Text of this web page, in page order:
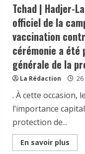
a
les
et
de
la
Tchad | Hadjer-
officiel de la
vaccination
cérémonie a été
générale de la
La Rédaction 26
. À cette occasion,
l’importance
protection de...
En savoir plus
more